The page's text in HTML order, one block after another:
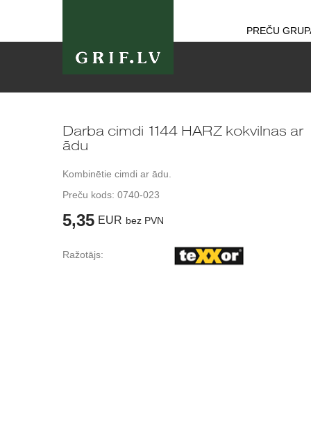
PREČU
Darba cimdi 1144 HARZ kokvilnas ar
ādu
Kombinētie cimdi ar ādu.
Preču kods: 0740-023
5,35 EUR bez PVN
Ražotājs: